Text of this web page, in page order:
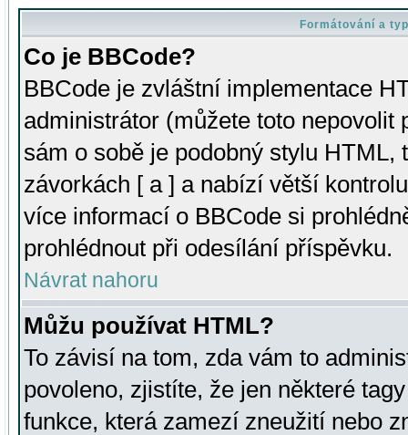
Formátování a
Co je BBCode?
BBCode je zvláštní implementace
administrátor (můžete toto
sám o sobě je podobný stylu HTML,
závorkách [ a ] a nabízí větší
více informací o BBCode si
prohlédnout při odesílání příspěvku.
Návrat nahoru
Můžu používat HTML?
To závisí na tom, zda vám to
povoleno, zjistíte, že jen některé
funkce, která zamezí zneužití nebo